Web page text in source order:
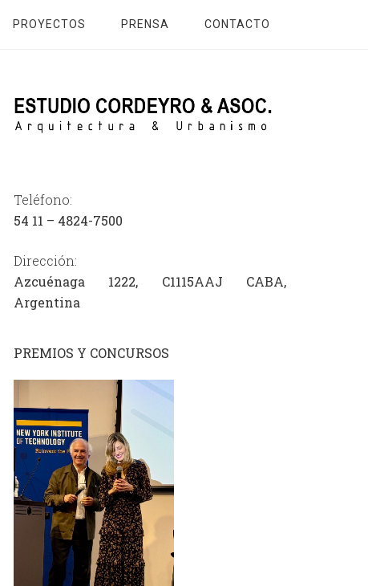
PROYECTOS PRENSA CONTACTO
Teléfono:
54 11 – 4824-7500
Dirección:
Azcuénaga 1222, C1115AAJ CABA,
Argentina
PREMIOS Y CONCURSOS